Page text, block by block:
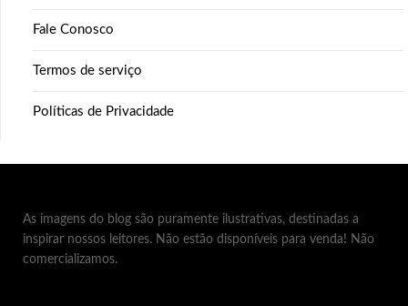
Fale Conosco
Termos de serviço
Políticas de Privacidade
As imagens do blog são puramente ilustrativas, destinadas a
inspirar nossos leitores. Não estão disponíveis para venda! Não
comercializamos.